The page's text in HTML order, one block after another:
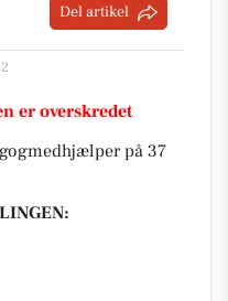
Del artikel
er overskredet
på 37